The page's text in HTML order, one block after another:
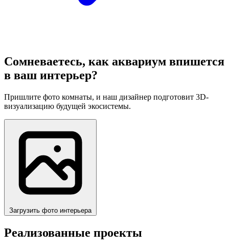
Сомневаетесь, как аквариум впишется
в ваш интерьер?
Пришлите фото комнаты, и наш дизайнер подготовит 3D-
визуализацию будущей экосистемы.
Загрузить фото интерьера
Реализованные проекты